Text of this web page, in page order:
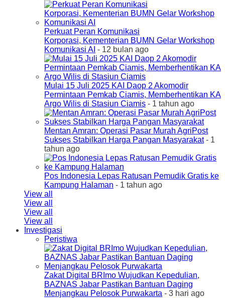
Perkuat Peran Komunikasi
Korporasi, Kementerian BUMN Gelar Workshop
Komunikasi AI - 12 bulan ago
Mulai 15 Juli 2025 KAI Daop 2 Akomodir
Permintaan Pemkab Ciamis, Memberhentikan KA
Argo Wilis di Stasiun Ciamis - 1 tahun ago
Mentan Amran: Operasi Pasar Murah AgriPost
Sukses Stabilkan Harga Pangan Masyarakat- 1
tahun ago
Pos Indonesia Lepas Ratusan Pemudik Gratis ke
Kampung Halaman - 1 tahun ago
View all
View all
View all
View all
Investigasi
Peristiwa
Zakat Digital BRImo Wujudkan Kepedulian,
BAZNAS Jabar Pastikan Bantuan Daging
Menjangkau Pelosok Purwakarta - 3 hari ago